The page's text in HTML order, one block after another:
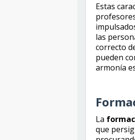
Estas
las
correcto
pueden
armonía
La
que